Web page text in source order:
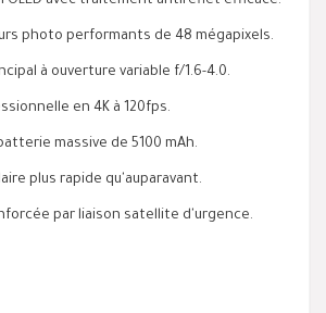
photo performants de 48 mégapixels.
à ouverture variable f/1.6-4.0.
en 4K à 120fps.
massive de 5100 mAh.
plus rapide qu'auparavant.
par liaison satellite d'urgence.